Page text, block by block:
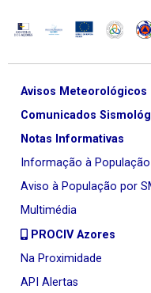
Avisos Meteorológicos
Comunicados
Notas Informativas
Informação à População
Aviso à População por
Multimédia
PROCIV Azores
Na Proximidade
API Alertas